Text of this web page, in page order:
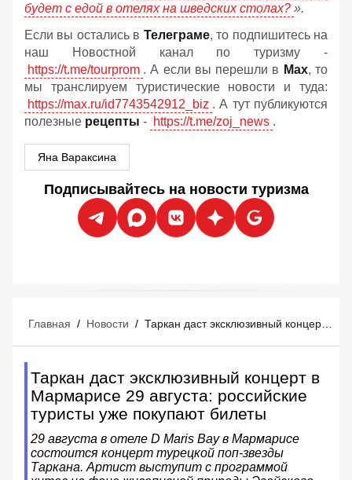
будет с едой в отелях на шведских столах? ».
Если вы остались в Телеграме, то подпишитесь на
наш Новостной канал по туризму -
https://t.me/tourprom . А если вы перешли в Мах, то
мы транслируем туристические новости и туда:
https://max.ru/id7743542912_biz . А тут публикуются
полезные рецепты - https://t.me/zoj_news .
Яна Вараксина
Подписывайтесь на новости туризма
Главная / Новости /
Таркан даст эксклюзивный концерт в
Мармарисе 29 августа: российские
туристы уже покупают билеты
29 августа в отеле D Maris Bay в Мармарисе
состоится концерт турецкой поп-звезды
Таркана. Артист выступит с программой